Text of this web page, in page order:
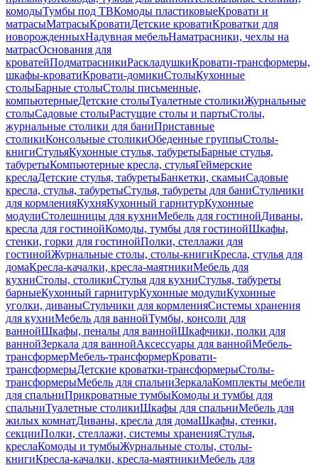
комодыТумбы под ТВКомоды пластиковыеКровати и
матрасыМатрасыКроватиДетские кроватиКроватки для
новорожденныхНадувная мебельНаматрасники, чехлы на
матрасОснования для
кроватейПодматрасникиРаскладушкиКровати-трансформеры,
шкафы-кроватиКровати-домикиСтолыКухонные
столыБарные столыСтолы письменные,
компьютерныеДетские столыТуалетные столикиЖурнальные
столыСадовые столыРастущие столы и партыСтолы,
журнальные столики для баниПриставные
столикиКонсольные столикиОбеденные группыСтолы-
книгиСтульяКухонные стулья, табуретыБарные стулья,
табуретыКомпьютерные кресла, стульяГеймерские
креслаДетские стулья, табуретыБанкетки, скамьиСадовые
кресла, стулья, табуретыСтулья, табуреты для баниСтульчики
для кормленияКухняКухонный гарнитурКухонные
модулиСтолешницы для кухниМебель для гостинойДиваны,
кресла для гостинойКомоды, тумбы для гостинойШкафы,
стенки, горки для гостинойПолки, стеллажи для
гостинойЖурнальные столы, столы-книгиКресла, стулья для
домаКресла-качалки, кресла-маятникиМебель для
кухниСтолы, столикиСтулья для кухниСтулья, табуреты
барныеКухонный гарнитурКухонные модулиКухонные
уголки, диваныСтульчики для кормленияСистемы хранения
для кухниМебель для ваннойТумбы, консоли для
ваннойШкафы, пеналы для ваннойШкафчики, полки для
ваннойЗеркала для ваннойАксессуары для ваннойМебель-
трансформерМебель-трансформерКровати-
трансформерыДетские кроватки-трансформерыСтолы-
трансформерыМебель для спальниЗеркалаКомплекты мебели
для спальниПрикроватные тумбыКомоды и тумбы для
спальниТуалетные столикиШкафы для спальниМебель для
жилых комнатДиваны, кресла для домаШкафы, стенки,
секцииПолки, стеллажи, системы храненияСтулья,
креслаКомоды и тумбыЖурнальные столы, столы-
книгиКресла-качалки, кресла-маятникиМебель для